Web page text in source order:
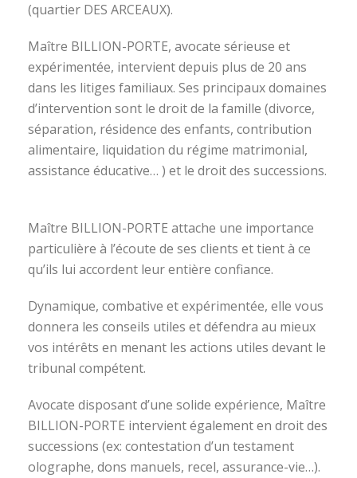
(quartier DES ARCEAUX).
Maître BILLION-PORTE, avocate sérieuse et
expérimentée, intervient depuis plus de 20 ans
dans les litiges familiaux. Ses principaux domaines
d’intervention sont le droit de la famille (divorce,
séparation, résidence des enfants, contribution
alimentaire, liquidation du régime matrimonial,
assistance éducative… ) et le droit des successions.
Maître BILLION-PORTE attache une importance
particulière à l’écoute de ses clients et tient à ce
qu’ils lui accordent leur entière confiance.
Dynamique, combative et expérimentée, elle vous
donnera les conseils utiles et défendra au mieux
vos intérêts en menant les actions utiles devant le
tribunal compétent.
Avocate disposant d’une solide expérience, Maître
BILLION-PORTE intervient également en droit des
successions (ex: contestation d’un testament
olographe, dons manuels, recel, assurance-vie…).